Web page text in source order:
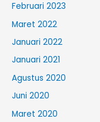
Februari 2023
Maret 2022
Januari 2022
Januari 2021
Agustus 2020
Juni 2020
Maret 2020